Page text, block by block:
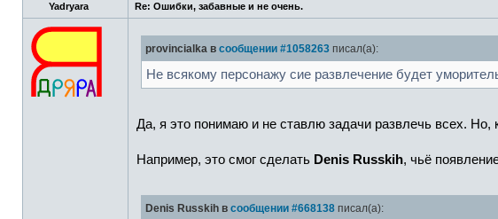
Yadryara Re: Ошибки, забавные и не очень.
provincialka в сообщении #1058263 писал(а):
Не всякому персонажу сие развлечение будет
Да, я это понимаю и не ставлю задачи развлечь всех.
Например, это смог сделать Denis Russkih, чьё
Denis Russkih в сообщении #668138 писал(а):